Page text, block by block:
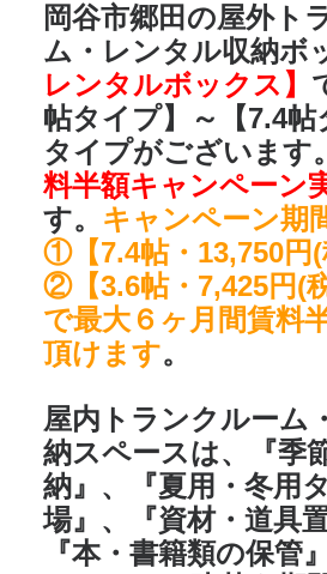
岡谷市郷田の屋外ト
ム・レンタル収納ボ
レンタルボックス】
帖タイプ】～【7.4
タイプがございます。
料半額キャンペーン
す。 キャンペーン期
①【7.4帖・13,750円(
②【3.6帖・7,425円(
で最大６ヶ月間賃料
頂けます。
屋内トランクルーム
納スペースは、『季
納』、『夏用・冬用
場』、『資材・道具
『本・書籍類の保管